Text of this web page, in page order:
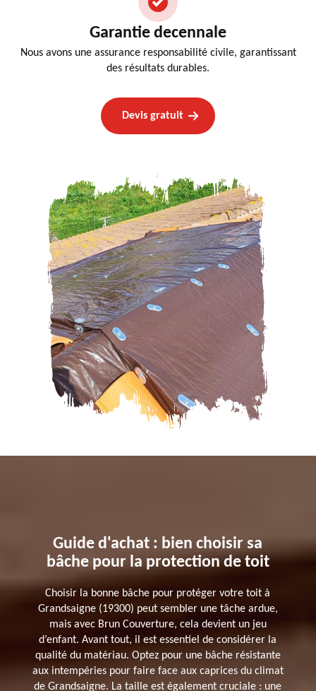
Garantie decennale
Nous avons une assurance responsabilité civile, garantissant
des résultats durables.
Devis gratuit
Guide d'achat : bien choisir sa
bâche pour la protection de toit
Choisir la bonne bâche pour protéger votre toit à
Grandsaigne (19300) peut sembler une tâche ardue,
mais avec Brun Couverture, cela devient un jeu
d’enfant. Avant tout, il est essentiel de considérer la
qualité du matériau. Optez pour une bâche résistante
aux intempéries pour faire face aux caprices du climat
de Grandsaigne. La taille est également cruciale : une